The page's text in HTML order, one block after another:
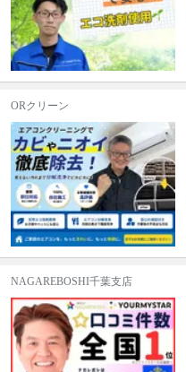
ORクリーン
NAGAREBOSHI千葉支店